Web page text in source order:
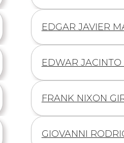
Información
EDGAR JAVIER
Información
EDWAR
Información
FRANK NIXON
Información
GIOVANNI